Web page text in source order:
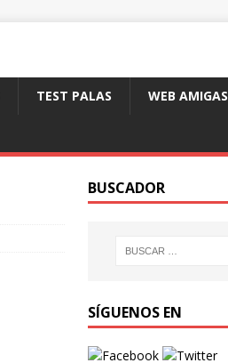
TEST PALAS WEB AMIGAS
BUSCADOR
SÍGUENOS EN